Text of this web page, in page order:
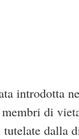
introdotta
di
dalla